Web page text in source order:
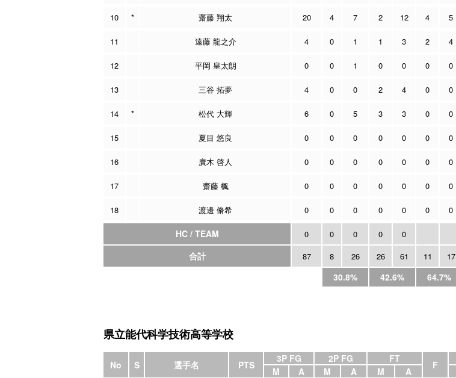
10 * 齋藤 翔太 20 4 7 2 12 4 5
11 遠藤 龍之介 4 0 1 1 3 2 4
12 平岡 皇太朗 0 0 1 0 0 0 0
13 三谷 拓夢 4 0 0 2 4 0 0
14 * 松代 大輝 6 0 5 3 3 0 0
15 夏目 悠良 0 0 0 0 0 0 0
16 廣木 啓人 0 0 0 0 0 0 0
17 齋藤 楓 0 0 0 0 0 0 0
18 渡邊 脩希 0 0 0 0 0 0 0
HC / TEAM 0 0 0 0 0
合計 87 8 26 26 61 11 17
30.8% 42.6% 64.7%
県立能代科学技術高等学校
No S 選手名 PTS
3P FG 2P FG FT
F
M A M A M A